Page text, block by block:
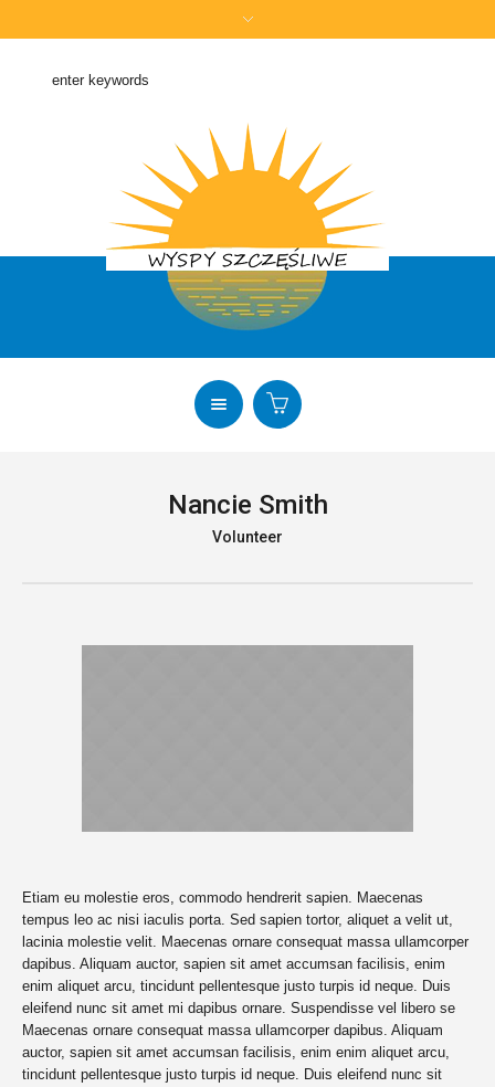
Nancie Smith
Volunteer
Etiam eu molestie eros, commodo hendrerit sapien. Maecenas
tempus leo ac nisi iaculis porta. Sed sapien tortor, aliquet a velit ut,
lacinia molestie velit. Maecenas ornare consequat massa ullamcorper
dapibus. Aliquam auctor, sapien sit amet accumsan facilisis, enim
enim aliquet arcu, tincidunt pellentesque justo turpis id neque. Duis
eleifend nunc sit amet mi dapibus ornare. Suspendisse vel libero se
Maecenas ornare consequat massa ullamcorper dapibus. Aliquam
auctor, sapien sit amet accumsan facilisis, enim enim aliquet arcu,
tincidunt pellentesque justo turpis id neque. Duis eleifend nunc sit